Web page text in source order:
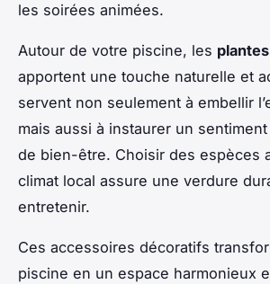
les soirées animées.
Autour de votre piscine, les
apportent une touche naturelle et
servent non seulement à embellir
mais aussi à instaurer un
de bien-être. Choisir des espèces
climat local assure une verdure
entretenir.
Ces accessoires décoratifs
piscine en un espace harmonieux